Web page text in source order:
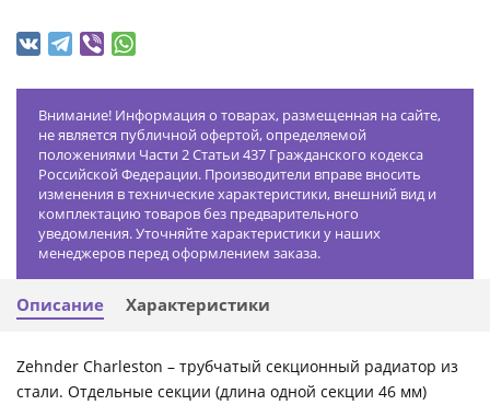
Внимание! Информация о товарах, размещенная на сайте,
не является публичной офертой, определяемой
положениями Части 2 Статьи 437 Гражданского кодекса
Российской Федерации. Производители вправе вносить
изменения в технические характеристики, внешний вид и
комплектацию товаров без предварительного
уведомления. Уточняйте характеристики у наших
менеджеров перед оформлением заказа.
Описание Характеристики
Zehnder Charleston – трубчатый секционный радиатор из
стали. Отдельные секции (длина одной секции 46 мм)